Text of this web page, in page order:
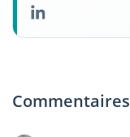
Commentaires